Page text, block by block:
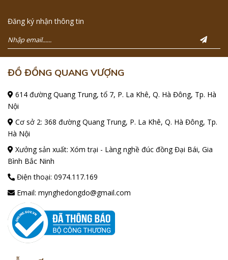
Đăng ký nhận thông tin
ĐỒ ĐỒNG QUANG VƯỢNG
614 đường Quang Trung, tổ 7, P. La Khê, Q. Hà Đông, Tp. Hà
Nội
Cơ sở 2: 368 đường Quang Trung, P. La Khê, Q. Hà Đông, Tp.
Hà Nội
Xưởng sản xuất: Xóm trại - Làng nghề đúc đồng Đại Bái, Gia
Bình Bắc Ninh
Điện thoại: 0974.117.169
Email: mynghedongdo@gmail.com